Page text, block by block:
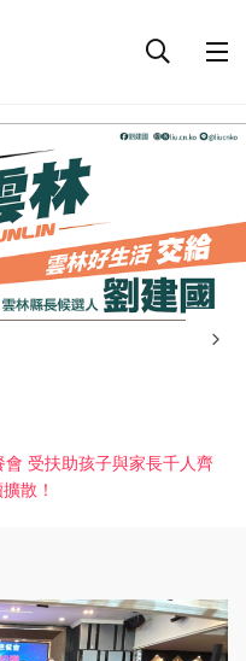
受扶助孩子與家長千人齊
散！